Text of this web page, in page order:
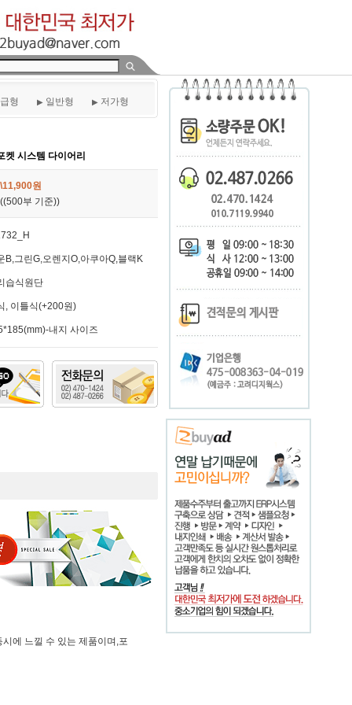
형 ▶ 일반형 ▶ 저가형
켓 시스템 다이어리
\11,900원
((500부 기준))
B,그린G,오렌지O,아쿠아Q,블랙K
습식원단
, 이틀식(+200원)
내지 사이즈
에 느낄 수 있는 제품이며,포